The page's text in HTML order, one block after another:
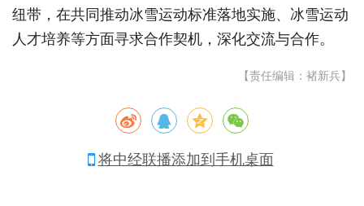
纽带，在共同推动冰雪运动标准落地实施、冰雪运动
人才培养等方面寻求合作契机，深化交流与合作。
【责任编辑：褚新兵】
将中经联播添加到手机桌面